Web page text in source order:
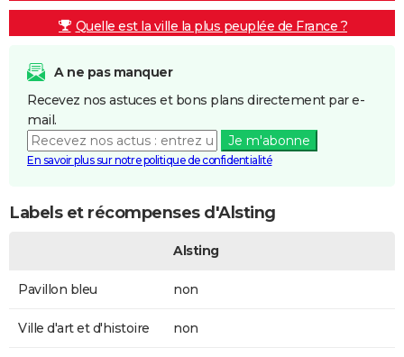
Quelle est la ville la plus peuplée de France ?
A ne pas manquer
Recevez nos astuces et bons plans directement par e-
mail.
Je m'abonne
En savoir plus sur notre politique de confidentialité
Labels et récompenses d'Alsting
Alsting
Pavillon bleu non
Ville d'art et d'histoire non